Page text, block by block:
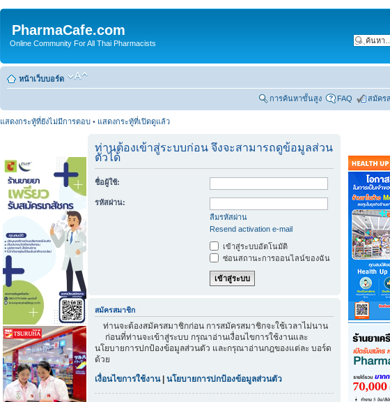
PharmaCafe.com
Online Community For All Thai Pharmacists
หน้าเว็บบอร์ด
การค้นหาขั้นสูง FAQ สมัคร
แสดงกระทู้ที่ยังไม่มีการตอบ • แสดงกระทู้ที่เปิดดูแล้ว
ท่านต้องเข้าสู่ระบบก่อน จึงจะสามารถดูข้อมูลส่วน
ตัวได้
ชื่อผู้ใช้:
รหัสผ่าน:
ลืมรหัสผ่าน
Resend activation e-mail
เข้าสู่ระบบอัตโนมัติ
ซ่อนสถานะการออนไลน์ของฉัน
สมัครสมาชิก
ท่านจะต้องสมัครสมาชิกก่อน การสมัครสมาชิกจะใช้เวลาไม่นาน
ก่อนที่ท่านจะเข้าสู่ระบบ กรุณาอ่านเงื่อนไขการใช้งานและ
นโยบายการปกป้องข้อมูลส่วนตัว และกรุณาอ่านกฎของแต่ละ บอร์ด
ด้วย
เงื่อนไขการใช้งาน| นโยบายการปกป้องข้อมูลส่วนตัว